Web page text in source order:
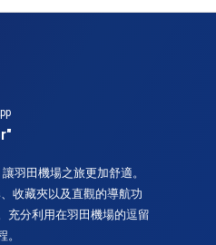
羽田機場之旅更加舒適。
收藏夾以及直觀的導航功
充分利用在羽田機場的逗留